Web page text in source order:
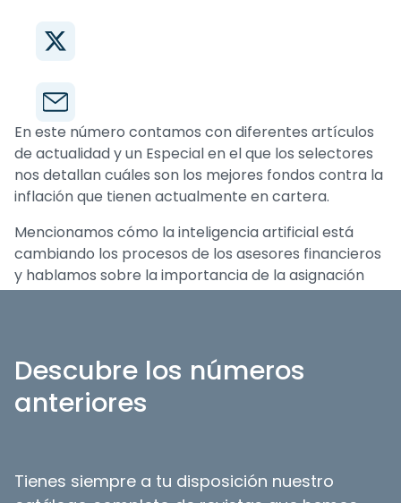
En este número contamos con diferentes artículos
de actualidad y un Especial en el que los selectores
nos detallan cuáles son los mejores fondos contra la
inflación que tienen actualmente en cartera.
Mencionamos cómo la inteligencia artificial está
cambiando los procesos de los asesores financieros
y hablamos sobre la importancia de la asignación
estratégica de activos.
Descubre los números
anteriores
Tienes siempre a tu disposición nuestro